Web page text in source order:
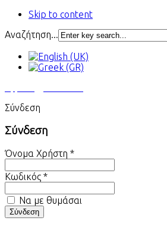
Skip to content
Αναζήτηση...
Σύνδεση
Σύνδεση
Όνομα Χρήστη *
Κωδικός *
Να με θυμάσαι